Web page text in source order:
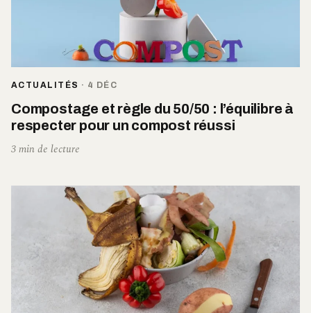
ACTUALITÉS · 4 DÉC
Compostage et règle du 50/50 : l’équilibre à
respecter pour un compost réussi
3 min de lecture